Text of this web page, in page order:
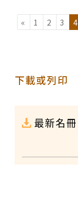
« 1 2 3 4
下載或列印
最新名冊